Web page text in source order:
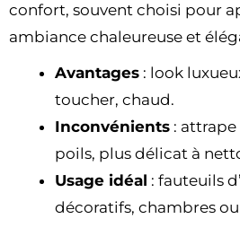
confort, souvent choisi pour
ambiance chaleureuse et
Avantages : look
toucher, chaud.
Inconvénients : attrape
poils, plus délicat à
Usage idéal : fauteuils
décoratifs, chambres ou